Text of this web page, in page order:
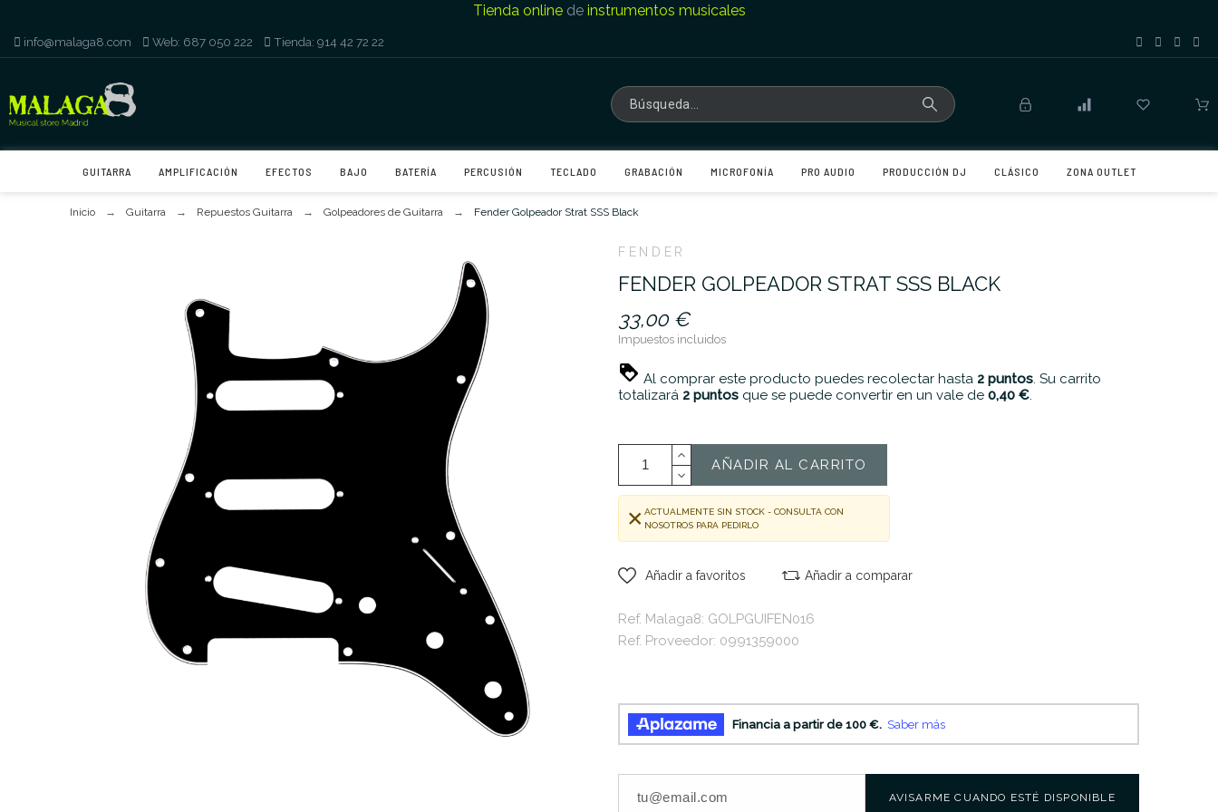
Tienda onlinede instrumentos musicales
info@malaga8.com Web: 687 050 222 Tienda: 914 42 72 22
GUITARRA AMPLIFICACIÓN EFECTOS BAJO BATERÍA PERCUSIÓN TECLADO GRABACIÓN MICROFONÍA PRO AUDIO PRODUCCIÓN DJ CLÁSICO ZONA OUTLET
Inicio Guitarra Repuestos Guitarra Golpeadores de Guitarra Fender Golpeador Strat SSS Black
FENDER
FENDER GOLPEADOR STRAT SSS BLACK
33,00 €
Impuestos incluidos
Al comprar este producto puedes recolectar hasta 2 puntos. Su carrito
totalizará 2 puntos que se puede convertir en un vale de 0,40 €.
AÑADIR AL CARRITO
ACTUALMENTE SIN STOCK - CONSULTA CON
NOSOTROS PARA PEDIRLO
Añadir a favoritos Añadir a comparar
Ref. Malaga8: GOLPGUIFEN016
Ref. Proveedor: 0991359000
AVISARME CUANDO ESTÉ DISPONIBLE